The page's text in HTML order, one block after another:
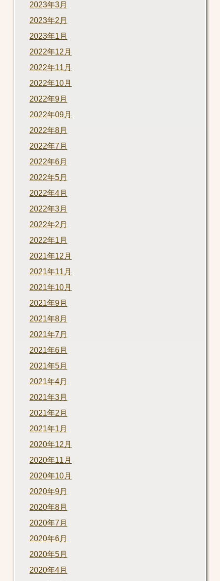
2023年3月
2023年2月
2023年1月
2022年12月
2022年11月
2022年10月
2022年9月
2022年09月
2022年8月
2022年7月
2022年6月
2022年5月
2022年4月
2022年3月
2022年2月
2022年1月
2021年12月
2021年11月
2021年10月
2021年9月
2021年8月
2021年7月
2021年6月
2021年5月
2021年4月
2021年3月
2021年2月
2021年1月
2020年12月
2020年11月
2020年10月
2020年9月
2020年8月
2020年7月
2020年6月
2020年5月
2020年4月